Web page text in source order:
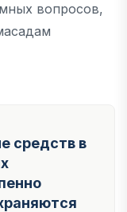
вопросов,
средств в